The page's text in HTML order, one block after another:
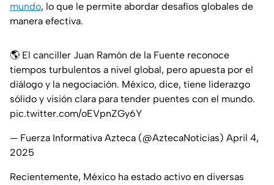
mundo, lo que le permite abordar desafíos globales de
manera efectiva.
🌎 El canciller Juan Ramón de la Fuente reconoce
tiempos turbulentos a nivel global, pero apuesta por el
diálogo y la negociación. México, dice, tiene liderazgo
sólido y visión clara para tender puentes con el mundo.
pic.twitter.com/oEVpnZGy6Y
— Fuerza Informativa Azteca (@AztecaNoticias) April 4,
2025
Recientemente, México ha estado activo en diversas